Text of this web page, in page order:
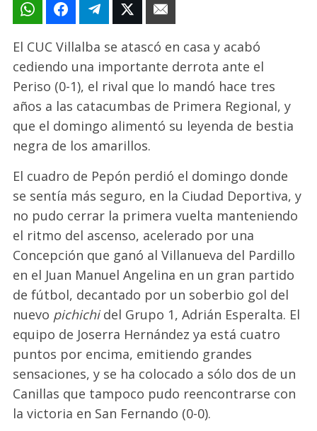
El CUC Villalba se atascó en casa y acabó
cediendo una importante derrota ante el
Periso (0-1), el rival que lo mandó hace tres
años a las catacumbas de Primera Regional, y
que el domingo alimentó su leyenda de bestia
negra de los amarillos.
El cuadro de Pepón perdió el domingo donde
se sentía más seguro, en la Ciudad Deportiva, y
no pudo cerrar la primera vuelta manteniendo
el ritmo del ascenso, acelerado por una
Concepción que ganó al Villanueva del Pardillo
en el Juan Manuel Angelina en un gran partido
de fútbol, decantado por un soberbio gol del
nuevo pichichidel Grupo 1, Adrián Esperalta. El
equipo de Joserra Hernández ya está cuatro
puntos por encima, emitiendo grandes
sensaciones, y se ha colocado a sólo dos de un
Canillas que tampoco pudo reencontrarse con
la victoria en San Fernando (0-0).